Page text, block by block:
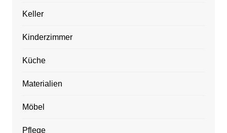
Keller
Kinderzimmer
Küche
Materialien
Möbel
Pflege